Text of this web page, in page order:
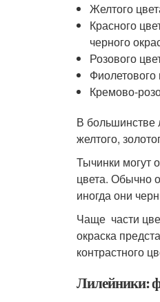
Желтого
Красного
черного
Розового
Кремово-
В большинстве
желтого,
Тычинки могут
цвета. Обычно
иногда они
Чаще части
окраска
контрастного
Лилейники: